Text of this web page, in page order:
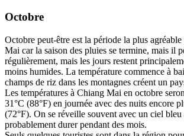
Octobre
Octobre peut-être est la période la plus
Mai car la saison des pluies se termine, mais il
régulièrement, mais les jours restent
moins humides. La température commence à
champs de riz dans les montagnes créent un
Les températures à Chiang Mai en octobre
31°C (88°F) en journée avec des nuits encore
(72°F). On se réveille souvent avec un ciel bleu
probablement durer pendant des mois.